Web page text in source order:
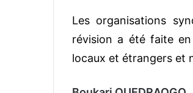
Les organisations
révision a été faite
locaux et étrangers et